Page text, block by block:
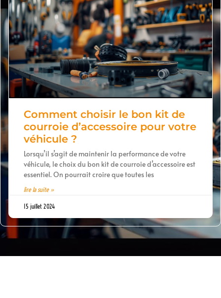
Comment choisir le bon kit de
courroie d’accessoire pour votre
véhicule ?
Lorsqu’il s’agit de maintenir la performance de votre
véhicule, le choix du bon kit de courroie d’accessoire est
essentiel. On pourrait croire que toutes les
lire la suite »
15 juillet 2024